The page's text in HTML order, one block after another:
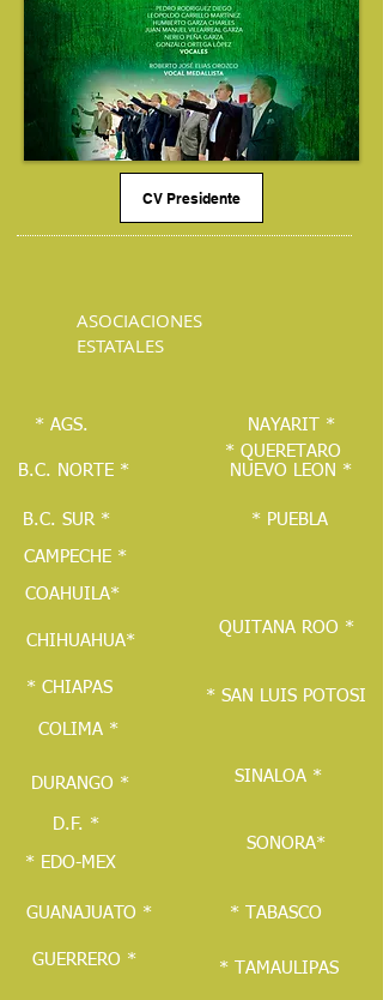
CV Presidente
ASOCIACIONES
ESTATALES
* AGS.
B.C. NORTE *
B.C. SUR *
NAYARIT *
NUEVO LEON *
* QUERETARO
* PUEBLA
CAMPECHE *
COAHUILA*
CHIHUAHUA*
* CHIAPAS
QUITANA ROO *
* SAN LUIS POTOSI
COLIMA *
DURANGO *
D.F. *
* EDO-MEX
GUANAJUATO *
GUERRERO *
SINALOA *
SONORA*
* TABASCO
* TAMAULIPAS